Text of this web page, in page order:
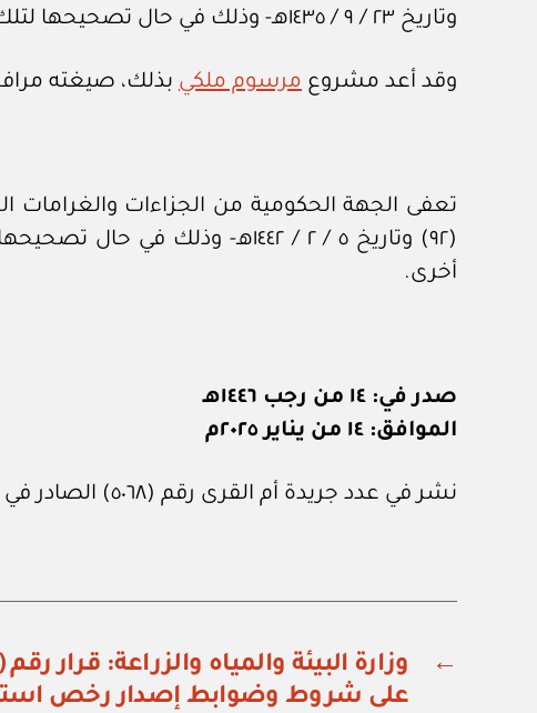
وتاريخ ٢٣ / ‏٩‏ / ١٤٣٥هـ‏- وذلك في حال تصحيحها لتلك المخالفة خلال (سنة) من تاريخ هذا القرار. ولوزير البلديات والإسكان تمديد المدة لسنة أخرى.
وقد أعد مشروع مرسوم ملكي بذلك، صيغته
تعفى الجهة الحكومية من الجزاءات والغرامات
(٩٢) وتاريخ ٥ / ‏٢‏ / ١٤٤٢هـ‏-
أخرى.
صدر في: ١٤ من رجب ١٤٤٦هـ
الموافق: ١٤ من يناير ٢٠٢٥م
نشر في عدد جريدة أم القرى رقم (٥٠٦٨) الصادر في ٧ من فبراير ٢٠٢٥م.
←
على شروط وضوابط إصدار رخص